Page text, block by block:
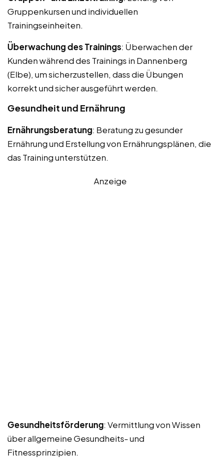
Gruppenkursen und individuellen
Trainingseinheiten.
Überwachung des Trainings: Überwachen der
Kunden während des Trainings in Dannenberg
(Elbe), um sicherzustellen, dass die Übungen
korrekt und sicher ausgeführt werden.
Gesundheit und Ernährung
Ernährungsberatung: Beratung zu gesunder
Ernährung und Erstellung von Ernährungsplänen, die
das Training unterstützen.
Anzeige
Gesundheitsförderung: Vermittlung von Wissen
über allgemeine Gesundheits- und
Fitnessprinzipien.